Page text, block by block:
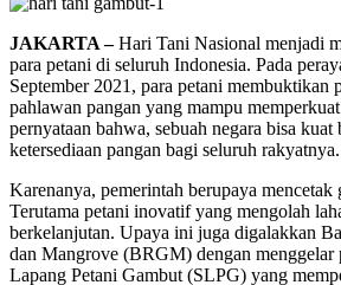
JAKARTA –Hari Tani Nasional menjadi
para petani di seluruh Indonesia. Pada
September 2021, para petani membuktikan
pahlawan pangan yang mampu
pernyataan bahwa, sebuah negara bisa kuat
ketersediaan pangan bagi seluruh rakyatnya.
Karenanya, pemerintah berupaya mencetak
Terutama petani inovatif yang mengolah
berkelanjutan. Upaya ini juga digalakkan
dan Mangrove (BRGM) dengan menggelar
Lapang Petani Gambut (SLPG) yang